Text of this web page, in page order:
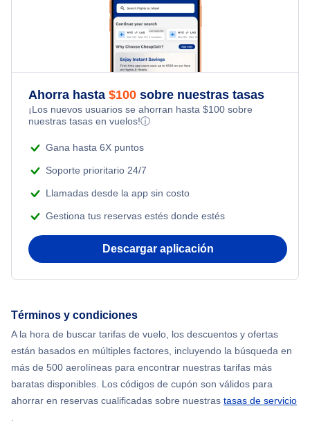
Flights from Nueva York to Singapur
Flights from Nueva York to Tel Aviv
Flights from Nueva York to Estanbul
Flights from Nueva York to Atenas
Flights from Delhi to Nueva York
Flights from Chicago to Delhi
Flights from Nueva York to Barcelona
Flights from Londres to Bangkok
Kid Friendly Vacations
Honeymoon Vacations
Romantic Vacations
Adventure Vacations
Ahorra hasta $100 sobre nuestras tasas
¡Los nuevos usuarios se ahorran hasta $100 sobre
nuestras tasas en vuelos!ⓘ
Gana hasta 6X puntos
Soporte prioritario 24/7
Llamadas desde la app sin costo
Gestiona tus reservas estés donde estés
Descargar aplicación
Términos y condiciones
A la hora de buscar tarifas de vuelo, los descuentos y ofertas
están basados en múltiples factores, incluyendo la búsqueda en
más de 500 aerolíneas para encontrar nuestras tarifas más
baratas disponibles. Los códigos de cupón son válidos para
ahorrar en reservas cualificadas sobre nuestras tasas de servicio
.